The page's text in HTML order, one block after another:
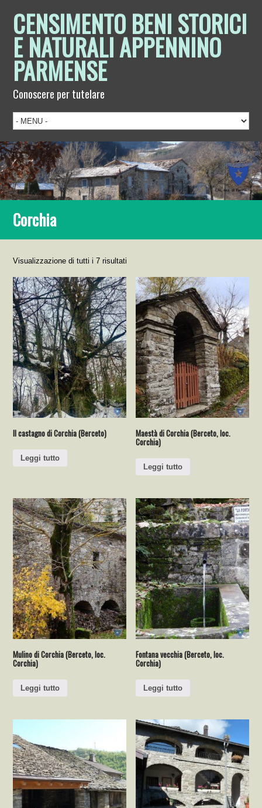
CENSIMENTO BENI STORICI
E NATURALI APPENNINO
PARMENSE
Conoscere per tutelare
Corchia
Visualizzazione di tutti i 7 risultati
Il castagno di Corchia (Berceto)
Leggi tutto
Maestà di Corchia (Berceto, loc.
Corchia)
Leggi tutto
Mulino di Corchia (Berceto, loc.
Corchia)
Leggi tutto
Fontana vecchia (Berceto, loc.
Corchia)
Leggi tutto